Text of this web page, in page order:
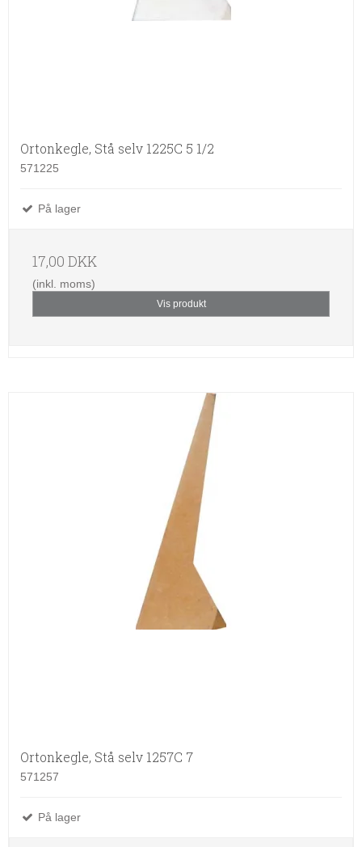
Ortonkegle, Stå selv 1225C 5 1/2
571225
På lager
17,00 DKK
(inkl. moms)
Vis produkt
Ortonkegle, Stå selv 1257C 7
571257
På lager